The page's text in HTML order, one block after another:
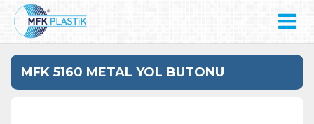
MFK 5160 METAL YOL BUTONU